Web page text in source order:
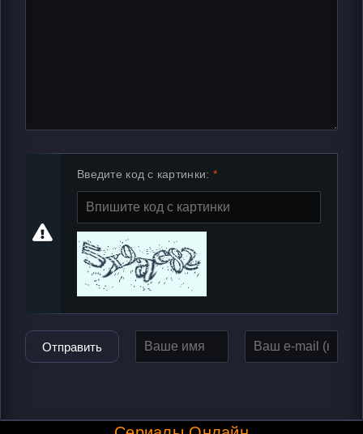
Введите код с картинки:
Отправить